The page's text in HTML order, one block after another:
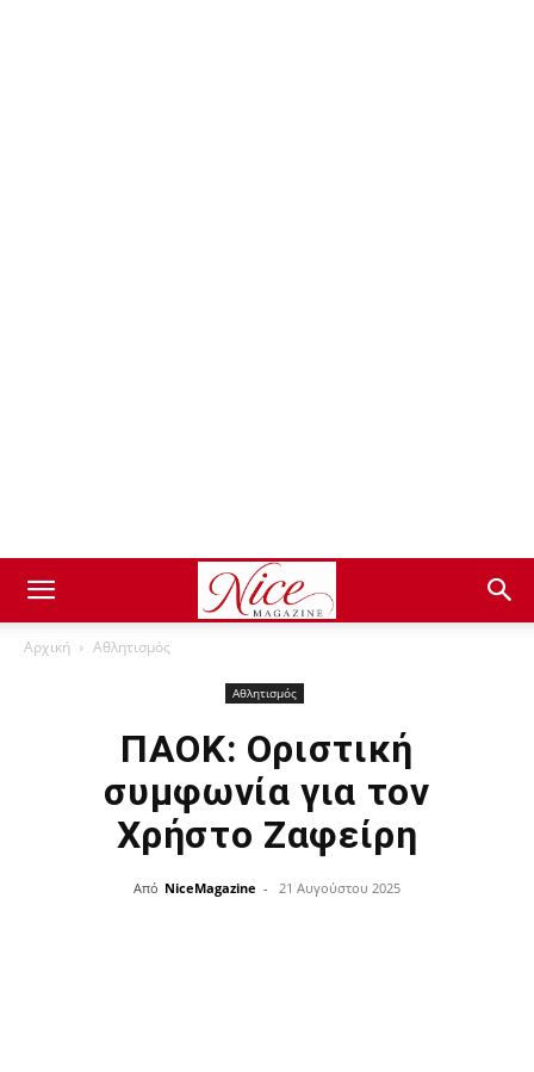
Αρχική Αθλητισμός
Αθλητισμός
ΠΑΟΚ: Οριστική
συμφωνία για τον
Χρήστο Ζαφείρη
Από NiceMagazine - 21 Αυγούστου 2025